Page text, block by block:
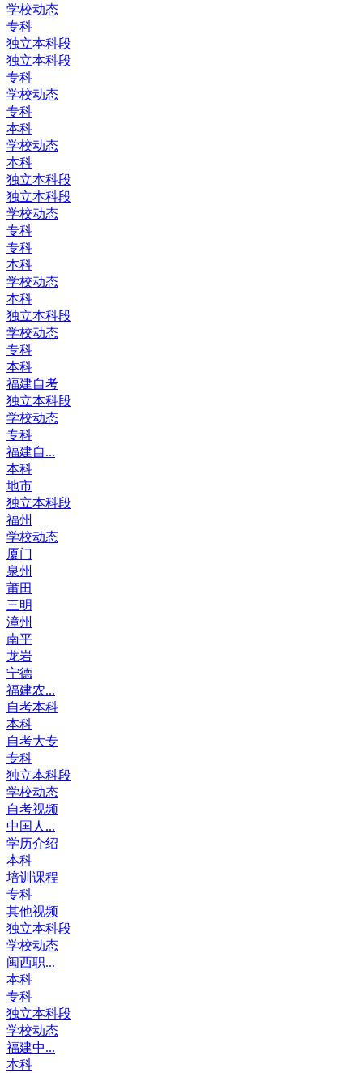
学校动态
专科
独立本科段
独立本科段
专科
学校动态
专科
本科
学校动态
本科
独立本科段
独立本科段
学校动态
专科
专科
本科
学校动态
本科
独立本科段
学校动态
专科
本科
福建自考
独立本科段
学校动态
专科
福建自...
本科
地市
独立本科段
福州
学校动态
厦门
泉州
莆田
三明
漳州
南平
龙岩
宁德
福建农...
自考本科
本科
自考大专
专科
独立本科段
学校动态
自考视频
中国人...
学历介绍
本科
培训课程
专科
其他视频
独立本科段
学校动态
闽西职...
本科
专科
独立本科段
学校动态
福建中...
本科